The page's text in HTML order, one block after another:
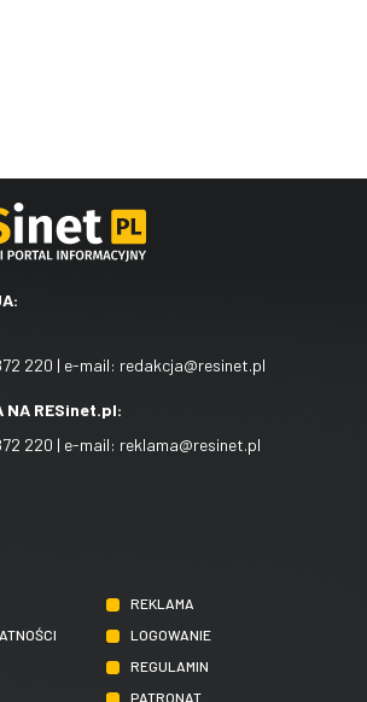
220 | e-mail: redakcja@resinet.pl
NA RESinet.pl:
220 | e-mail: reklama@resinet.pl
REKLAMA
LOGOWANIE
REGULAMIN
PATRONAT